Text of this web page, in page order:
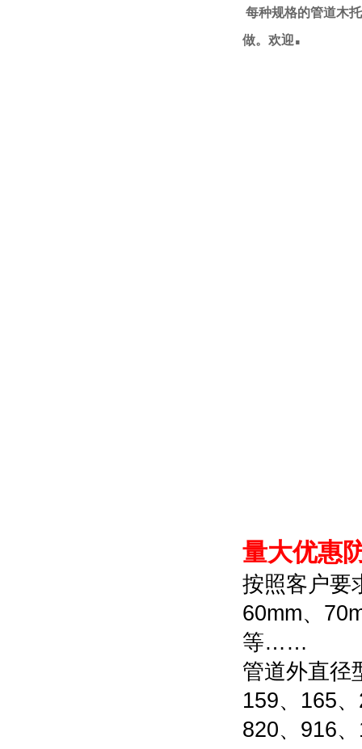
每种规格的管道木
做。欢迎.
量大优惠
按照客户要
60mm、
等……
管道外直径
159、165
820、916